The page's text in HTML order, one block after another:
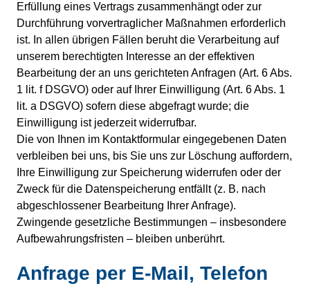
Erfüllung eines Vertrags zusammenhängt oder zur
Durchführung vorvertraglicher Maßnahmen erforderlich
ist. In allen übrigen Fällen beruht die Verarbeitung auf
unserem berechtigten Interesse an der effektiven
Bearbeitung der an uns gerichteten Anfragen (Art. 6 Abs.
1 lit. f DSGVO) oder auf Ihrer Einwilligung (Art. 6 Abs. 1
lit. a DSGVO) sofern diese abgefragt wurde; die
Einwilligung ist jederzeit widerrufbar.
Die von Ihnen im Kontaktformular eingegebenen Daten
verbleiben bei uns, bis Sie uns zur Löschung auffordern,
Ihre Einwilligung zur Speicherung widerrufen oder der
Zweck für die Datenspeicherung entfällt (z. B. nach
abgeschlossener Bearbeitung Ihrer Anfrage).
Zwingende gesetzliche Bestimmungen – insbesondere
Aufbewahrungsfristen – bleiben unberührt.
Anfrage per E-Mail, Telefon